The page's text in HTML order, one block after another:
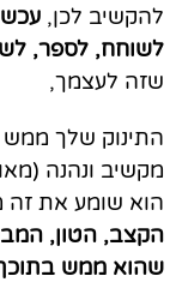
להקשיב לכן,
לשוחח, לספר,
שזה לעצמך,
התינוק שלך ממש
מקשיב ונהנה
הוא שומע את זה
הקצב, הטון,
שהוא ממש